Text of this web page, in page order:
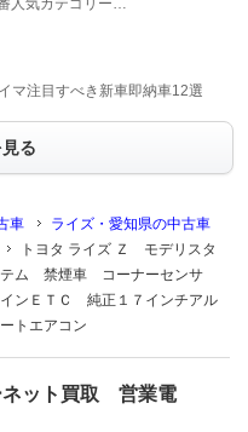
人気カテゴリー…
マ注目すべき新車即納車12選
る
車
ライズ・愛知県の中古車
トヨタ ライズ Ｚ モデリスタ
ム 禁煙車 コーナーセンサ
ンＥＴＣ 純正１７インチアル
トエアコン
ネット買取 営業電